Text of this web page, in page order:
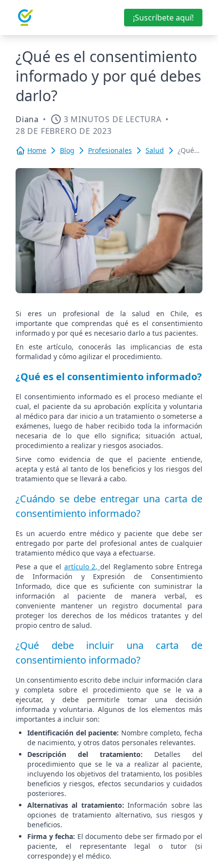
¡Suscríbete aquí!
¿Qué es el consentimiento
informado y por qué debes
darlo?
Diana • 3 MINUTOS DE LECTURA •
28 DE FEBRERO DE 2023
Home Blog Profesionales Salud
¿Qué
informado
debes
darlo?
Si eres un profesional de la salud en Chile, es
importante que comprendas qué es el consentimiento
informado y por qué es necesario darlo a tus pacientes.
En este artículo, conocerás las implicancias de esta
formalidad y cómo agilizar el procedimiento.
¿Qué es el consentimiento informado?
El consentimiento informado es el proceso mediante el
cual, el paciente da su aprobación explícita y voluntaria
al médico para dar inicio a un tratamiento o someterse a
exámenes, luego de haber recibido toda la información
necesaria de lo que ello significa; situación actual,
procedimiento a realizar y riesgos asociados.
Sirve como evidencia de que el paciente entiende,
acepta y está al tanto de los beneficios y los riesgos del
tratamiento que se llevará a cabo.
¿Cuándo se debe entregar una carta de
consentimiento informado?
Es un acuerdo entre médico y paciente que debe ser
entregado por parte del profesional antes de cualquier
tratamiento médico que vaya a efectuarse.
Pese a que el artículo 2,del Reglamento sobre Entrega
de Información y Expresión de Consentimiento
Informado, dice que es suficiente con suministrar la
información al paciente de manera verbal, es
conveniente mantener un registro documental para
proteger los derechos de los médicos tratantes y del
propio centro de salud.
¿Qué debe incluir una carta de
consentimiento informado?
Un consentimiento escrito debe incluir información clara
y completa sobre el procedimiento que se le va a
ejecutar, y debe permitirle tomar una decisión
informada y voluntaria. Algunos de los elementos más
importantes a incluir son:
Identificación del paciente: Nombre completo, fecha
de nacimiento, y otros datos personales relevantes.
Descripción del tratamiento: Detalles del
procedimiento que se le va a realizar al paciente,
incluyendo los objetivos del tratamiento, los posibles
beneficios y riesgos, efectos secundarios y cuidados
posteriores.
Alternativas al tratamiento: Información sobre las
opciones de tratamiento alternativo, sus riesgos y
beneficios.
Firma y fecha: El documento debe ser firmado por el
paciente, el representante legal o tutor (si
corresponde) y el médico.